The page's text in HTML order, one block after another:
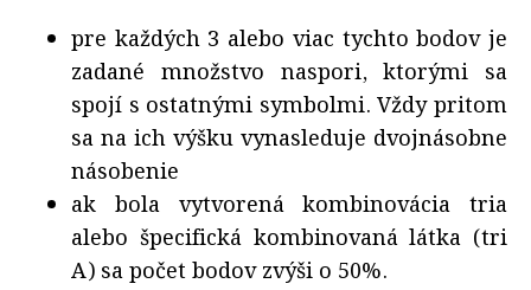
pre každých 3 alebo viac tychto bodov je
zadané množstvo naspori, ktorými sa
spojí s ostatnými symbolmi. Vždy pritom
sa na ich výšku vynasleduje dvojnásobne
násobenie
ak bola vytvorená kombinovácia tria
alebo špecifická kombinovaná látka (tri
A) sa počet bodov zvýši o 50%.